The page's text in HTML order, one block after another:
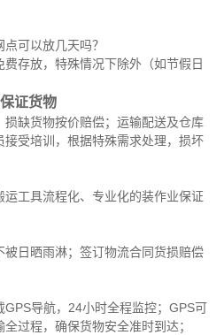
可以放几天吗？
存放，特殊情况下除外（如节假日
证货物
缺货物按价赔偿；运输配送及仓库
受培训，根据特殊需求处理，损坏
工具流程化、专业化的装作业保证
日晒雨淋；签订物流合同货损赔偿
GPS导航，24小时全程监控；GPS可
过程，确保货物安全准时到达；